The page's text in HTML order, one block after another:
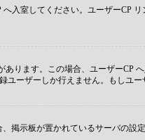
室してください。ユーザーCP
ります。この場合、ユーザーCP
ーザーしか行えません。もしユ
掲示板が置かれているサーバの